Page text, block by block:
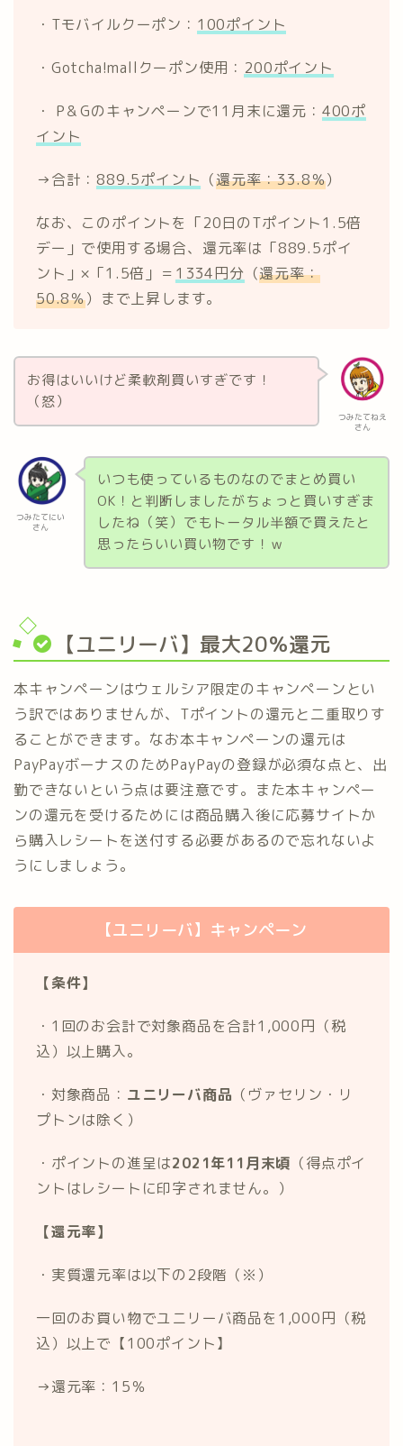
・Tモバイルクーポン： 100ポイント
・Gotcha!mallクーポン使用： 200ポイント
・ P＆Gのキャンペーンで11月末に還元： 400ポ
イント
→合計：889.5ポイント （還元率：33.8％）
なお、このポイントを「20日のTポイント1.5倍
デー」で使用する場合、還元率は「889.5ポイ
ント」×「1.5倍」＝ 1334円分 （還元率：
50.8％）まで上昇します。
つみたてねえ
さん
お得はいいけど柔軟剤買いすぎです！
（怒）
つみたてにい
さん
いつも使っているものなのでまとめ買い
OK！と判断しましたがちょっと買いすぎま
したね（笑）でもトータル半額で買えたと
思ったらいい買い物です！ｗ
【ユニリーバ】最大20％還元
本キャンペーンはウェルシア限定のキャンペーンとい
う訳ではありませんが、Tポイントの還元と二重取りす
ることができます。なお本キャンペーンの還元は
PayPayボーナスのためPayPayの登録が必須な点と、出
勤できないという点は要注意です。また本キャンペー
ンの還元を受けるためには商品購入後に応募サイトか
ら購入レシートを送付する必要があるので忘れないよ
うにしましょう。
【ユニリーバ】キャンペーン
【条件】
・1回のお会計で対象商品を合計1,000円（税
込）以上購入。
・対象商品： ユニリーバ商品 （ヴァセリン・リ
プトンは除く）
・ポイントの進呈は2021年11月末頃 （得点ポイ
ントはレシートに印字されません。）
【還元率】
・実質還元率は以下の2段階（※）
一回のお買い物でユニリーバ商品を1,000円（税
込）以上で【100ポイント】
→還元率：15％